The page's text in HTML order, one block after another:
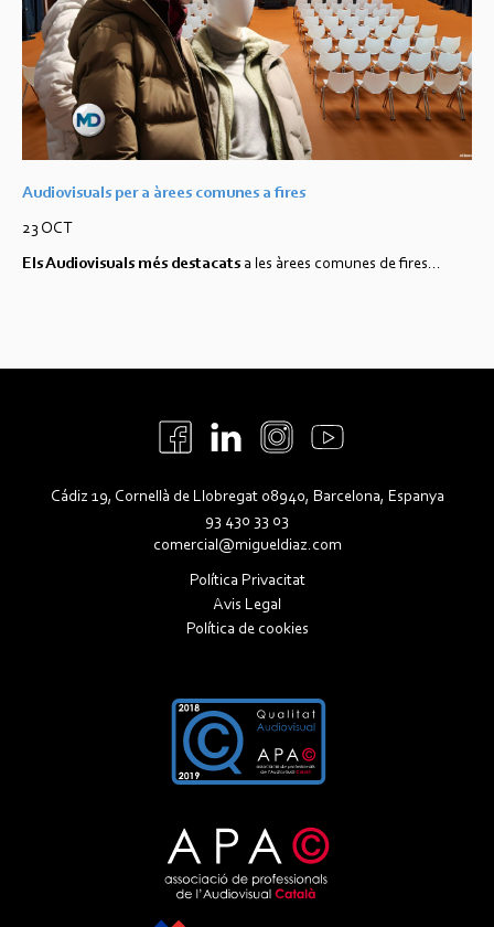
Audiovisuals per a àrees comunes a fires
23 OCT
ElsAudiovisuals més destacatsa les àrees comunes defires...
Cádiz 19, Cornellà de Llobregat 08940, Barcelona, Espanya
93 430 33 03
comercial@migueldiaz.com
Política Privacitat
Avis Legal
Política de cookies